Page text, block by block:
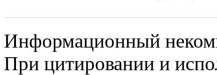
Информационный
При цитировании и